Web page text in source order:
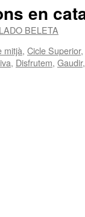
en
BELETA
mitjà, Cicle Superior,
, Disfrutem, Gaudir